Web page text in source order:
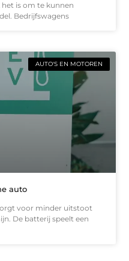
het is om te kunnen
Bedrijfswagens
AUTO'S EN MOTOREN
auto
voor minder uitstoot
De batterij speelt een